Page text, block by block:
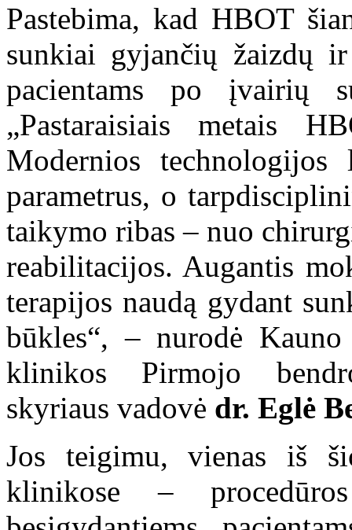
Pastebima, kad HBOT
sunkiai gyjančių žaizdų
pacientams po įvairių
„Pastaraisiais metais
Modernios
parametrus, o
taikymo ribas – nuo
reabilitacijos. Augantis
terapijos naudą gydant
būkles“, – nurodė
klinikos Pirmojo
skyriaus vadovė dr. Eglė
Jos teigimu, vienas iš
klinikose –